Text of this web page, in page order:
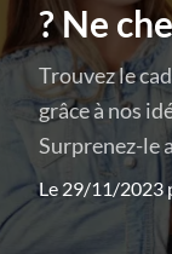
? Ne
Trouvez le
grâce à nos
Surprenez-le
Le 29/11/2023